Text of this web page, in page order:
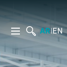
EN
|
AR